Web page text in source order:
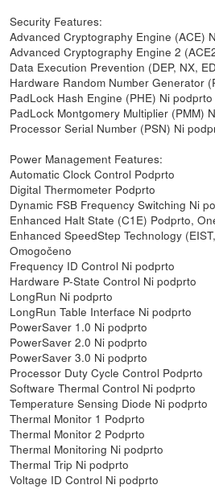
Security Features:
Advanced Cryptography Engine (ACE)
Advanced Cryptography Engine 2
Data Execution Prevention (DEP, NX,
Hardware Random Number Generator
PadLock Hash Engine (PHE) Ni podprto
PadLock Montgomery Multiplier (PMM)
Processor Serial Number (PSN) Ni
Power Management Features:
Automatic Clock Control Podprto
Digital Thermometer Podprto
Dynamic FSB Frequency Switching Ni
Enhanced Halt State (C1E) Podprto,
Enhanced SpeedStep Technology
Omogočeno
Frequency ID Control Ni podprto
Hardware P-State Control Ni podprto
LongRun Ni podprto
LongRun Table Interface Ni podprto
PowerSaver 1.0 Ni podprto
PowerSaver 2.0 Ni podprto
PowerSaver 3.0 Ni podprto
Processor Duty Cycle Control Podprto
Software Thermal Control Ni podprto
Temperature Sensing Diode Ni podprto
Thermal Monitor 1 Podprto
Thermal Monitor 2 Podprto
Thermal Monitoring Ni podprto
Thermal Trip Ni podprto
Voltage ID Control Ni podprto